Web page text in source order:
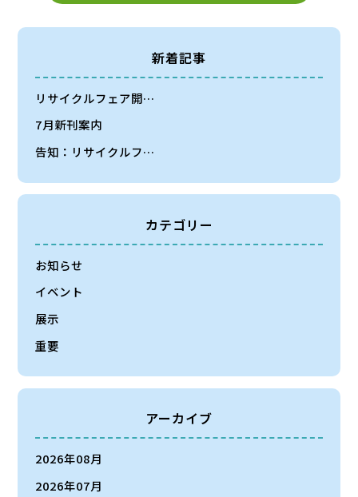
新着記事
リサイクルフェア開…
7月新刊案内
告知：リサイクルフ…
カテゴリー
お知らせ
イベント
展示
重要
アーカイブ
2026年08月
2026年07月